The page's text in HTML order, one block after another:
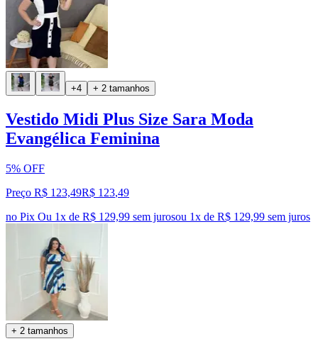
+4 + 2 tamanhos
Vestido Midi Plus Size Sara Moda
Evangélica Feminina
5% OFF
Preço R$ 123,49R$ 123,49
no Pix Ou 1x de R$ 129,99 sem jurosou 1x de R$ 129,99 sem juros
+ 2 tamanhos